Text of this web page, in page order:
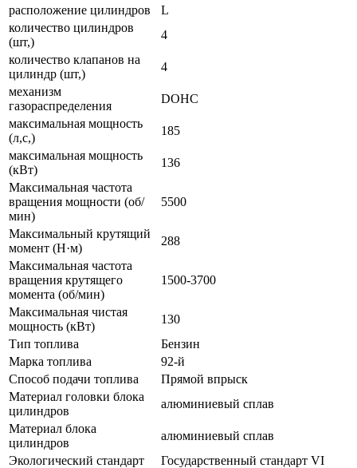
расположение цилиндров
L
количество цилиндров
(шт,)
4
количество клапанов на
цилиндр (шт,)
4
механизм
газораспределения
DOHC
максимальная мощность
(л,с,)
185
максимальная мощность
(кВт)
136
Максимальная частота
вращения мощности (об/
мин)
5500
Максимальный крутящий
момент (Н·м)
288
Максимальная частота
вращения крутящего
момента (об/мин)
1500-3700
Максимальная чистая
мощность (кВт)
130
Тип топлива
Бензин
Марка топлива
92-й
Способ подачи топлива
Прямой впрыск
Материал головки блока
цилиндров
алюминиевый сплав
Материал блока
цилиндров
алюминиевый сплав
Экологический стандарт
Государственный стандарт VI